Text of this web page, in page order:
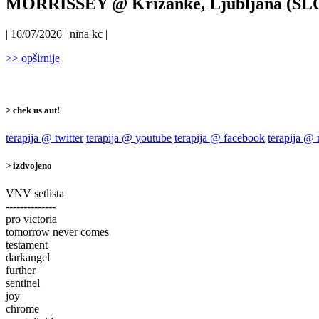
| 16/07/2026 | nina kc |
>> opširnije
> chek us aut!
terapija @ twitter terapija @ youtube terapija @ facebook terapija @
> izdvojeno
VNV setlista
--------------
pro victoria
tomorrow never comes
testament
darkangel
further
sentinel
joy
chrome